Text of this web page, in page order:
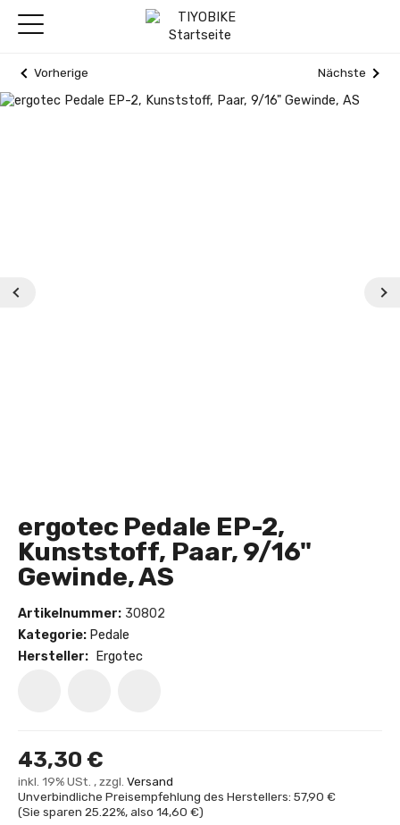
Vorherige Nächste
ergotec Pedale EP-2,
Kunststoff, Paar, 9/16"
Gewinde, AS
Artikelnummer: 30802
Kategorie: Pedale
Hersteller:
Ergotec
43,30 €
inkl. 19% USt. , zzgl. Versand
Unverbindliche Preisempfehlung des Herstellers: 57,90 €
(Sie sparen 25.22%, also 14,60 €)